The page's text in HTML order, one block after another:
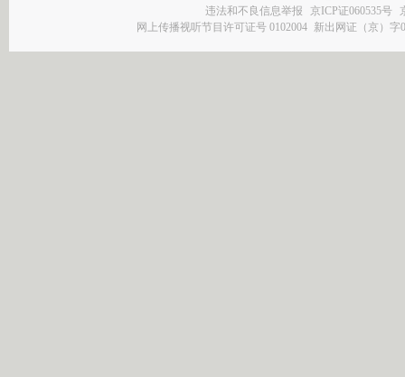
违法和不良信息举报
京ICP证060535号
网上传播视听节目许可证号 0102004 新出网证（京）